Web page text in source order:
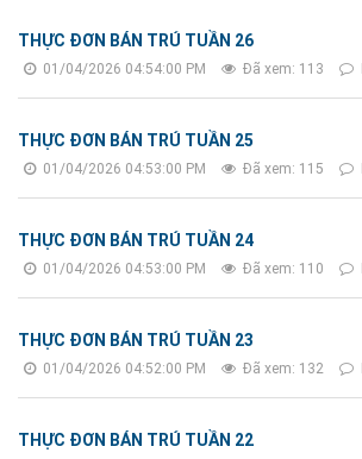
THỰC ĐƠN BÁN TRÚ TUẦN 26
01/04/2026 04:54:00 PM Đã xem: 113
THỰC ĐƠN BÁN TRÚ TUẦN 25
01/04/2026 04:53:00 PM Đã xem: 115
THỰC ĐƠN BÁN TRÚ TUẦN 24
01/04/2026 04:53:00 PM Đã xem: 110
THỰC ĐƠN BÁN TRÚ TUẦN 23
01/04/2026 04:52:00 PM Đã xem: 132
THỰC ĐƠN BÁN TRÚ TUẦN 22